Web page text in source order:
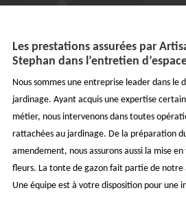
Les prestations assurées par
Stephan dans l’entretien
Nous sommes une entreprise leader dans le
jardinage. Ayant acquis une expertise
métier, nous intervenons dans toutes
rattachées au jardinage. De la préparation
amendement, nous assurons aussi la mise
fleurs. La tonte de gazon fait partie de notre
Une équipe est à votre disposition pour une